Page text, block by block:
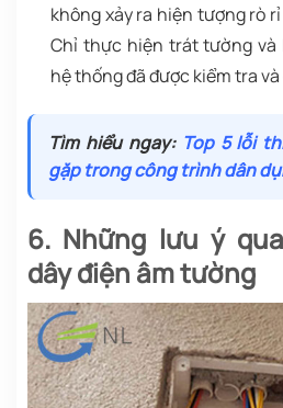
không xảy ra hiện tượng rò
Chỉ thực hiện trát tường và
hệ thống đã được kiểm tra
Tìm hiểu ngay: Top 5 lỗi
gặp trong công trình dân
6. Những lưu ý
dây điện âm tường